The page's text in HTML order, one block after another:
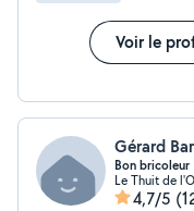
Voir le
Gérard
Bon bricoleur
Le Thuit de
4,7/5